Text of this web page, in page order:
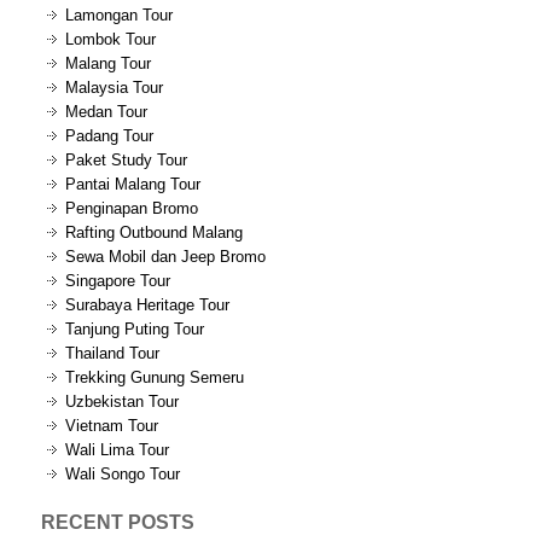
Lamongan Tour
Lombok Tour
Malang Tour
Malaysia Tour
Medan Tour
Padang Tour
Paket Study Tour
Pantai Malang Tour
Penginapan Bromo
Rafting Outbound Malang
Sewa Mobil dan Jeep Bromo
Singapore Tour
Surabaya Heritage Tour
Tanjung Puting Tour
Thailand Tour
Trekking Gunung Semeru
Uzbekistan Tour
Vietnam Tour
Wali Lima Tour
Wali Songo Tour
RECENT POSTS